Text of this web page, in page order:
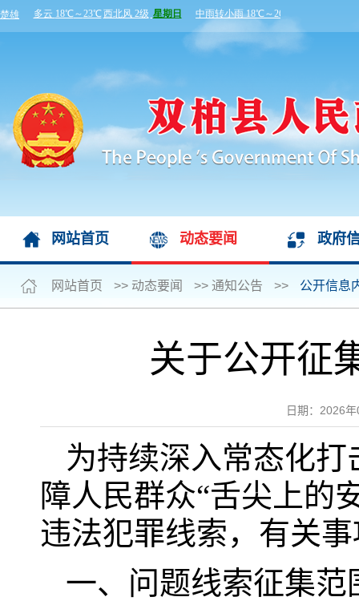
网站首页 动态要闻 政府
网站首页 >> 动态要闻 >> 通知公告 >> 公开信息
关于公开征
日期：2026
为持续深入常态化
障人民群众“舌尖上的
违法犯罪线索，有关
一、问题线索征集范